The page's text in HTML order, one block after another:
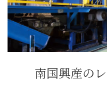
南国興産の